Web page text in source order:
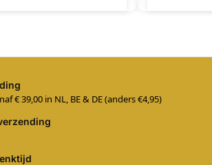
€ 39,00 in NL, BE & DE (anders €4,95)